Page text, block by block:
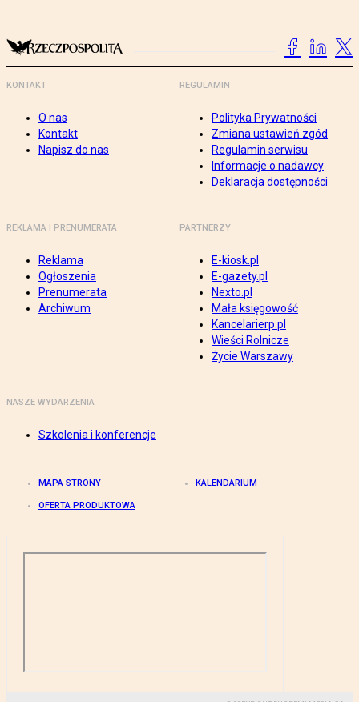
KONTAKT
O nas
Kontakt
Napisz do nas
REGULAMIN
Polityka Prywatności
Zmiana ustawień zgód
Regulamin serwisu
Informacje o nadawcy
Deklaracja dostępności
REKLAMA I PRENUMERATA
Reklama
Ogłoszenia
Prenumerata
Archiwum
PARTNERZY
E-kiosk.pl
E-gazety.pl
Nexto.pl
Mała księgowość
Kancelarierp.pl
Wieści Rolnicze
Życie Warszawy
NASZE WYDARZENIA
Szkolenia i konferencje
MAPA STRONY KALENDARIUM
OFERTA PRODUKTOWA